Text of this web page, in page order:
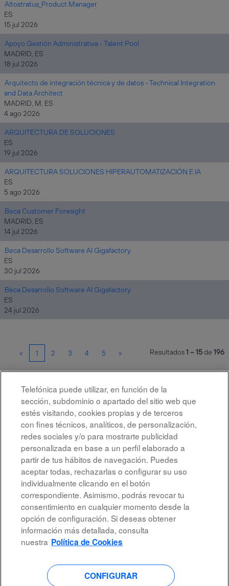
Altostratus_Product Manager
ES
15 jul 2026
Apoyo Gestión Administrativa - Talent Pool
MADRID, ES
18 jul 2026
Arquitecto de integración técnica y de datos - Technical Integration
and Data Architect
MADRID, M, ES
4 ago 2026
ARQUITECTURA DE SOLUCIONES
ES
19 jul 2026
ARQUITECTURA SOLUCIONES HIPERAUTOMATIZACIÓN E IA
ES
5 ago 2026
Beca Customer Foresight
MADRID, ES
14 jul 2026
Beca Desarrollo Software AI Gigafactory
ES
30 jul 2026
Beca Desarrollo Software AI Gigafactory
ES
24 jul 2026
Resultados1 – 15de 196
« 1 2 3 4 5 »
Seleccione la frecuencia (en días) para recibir una alerta:
Crear alerta
Aviso legal
Accesibilidad
Protección de datos
S
Telefónica puede utilizar, en función de la
sección, subdominio o apartado del sitio web que
estés visitando, cookies propias y de terceros
con fines técnicos, analíticos, de personalización,
redes sociales y/o para mostrarte publicidad
personalizada en base a un perfil elaborado a
partir de tus hábitos de navegación. Puedes
aceptar todas, rechazarlas o configurar su uso
individualmente clicando en el botón
correspondiente. Asimismo, podrás revocar tu
consentimiento en cualquier momento desde la
opción de configuración. Si deseas obtener
información más detallada, consulta
nuestra Política de Cookies
CONFIGURAR